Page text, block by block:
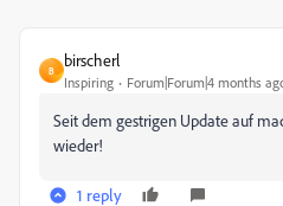
B
birscherl
Inspiring Forum|Forum|4 months
Seit dem gestrigen Update auf
wieder!
1 reply